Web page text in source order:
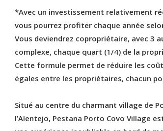
*Avec un investissement relativement
vous pourrez profiter chaque année
Vous deviendrez copropriétaire, avec 3
complexe, chaque quart (1/4) de la
Cette formule permet de réduire les
égales entre les propriétaires, chacun
Situé au centre du charmant village de
l’Alentejo, Pestana Porto Covo Village